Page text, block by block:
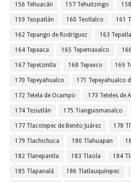
156 Tehuacán 157 Tehuitzingo
159 Teopatlán 160 Teotlalco 161
162 Tepango de Rodríguez 163
164 Tepeaca 165 Tepemaxalco
167 Tepetzintla 168 Tepexco 169
170 Tepeyahualco 171 Tepeyahualco
172 Tetela de Ocampo 173 Teteles de
174 Teziutlán 175 Tianguismanalco
177 Tlacotepec de Benito Juárez 178
179 Tlachichuca 180 Tlahuapan
182 Tlanepantla 183 Tlaola 184
185 Tlapanalá 186 Tlatlauquitepec